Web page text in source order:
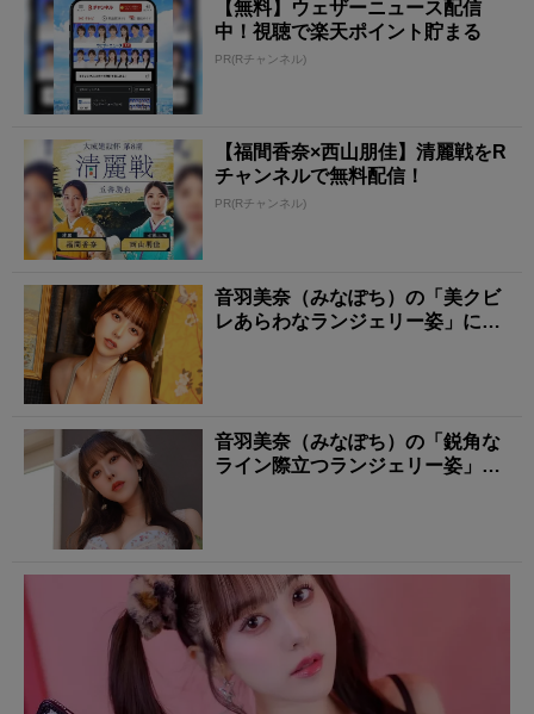
【無料】ウェザーニュース配信
中！視聴で楽天ポイント貯まる
PR(Rチャンネル)
【福間香奈×西山朋佳】清麗戦をR
チャンネルで無料配信！
PR(Rチャンネル)
音羽美奈（みなぽち）の「美クビ
レあらわなランジェリー姿」にも
音羽美奈（みなぽち）の「鋭角な
ライン際立つランジェリー姿」に